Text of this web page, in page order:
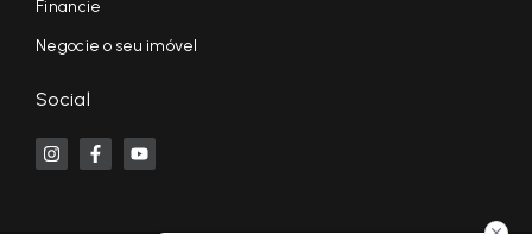
Financie
Negocie o seu imóvel
Social